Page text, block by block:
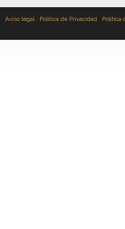
Aviso legal Política de Privacidad Política